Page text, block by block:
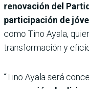
renovación del
participación de
como Tino Ayala,
transformación y
“Tino Ayala será